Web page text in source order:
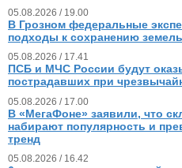
05.08.2026 / 19.00
В Грозном федеральные
подходы к сохранению земель
05.08.2026 / 17.41
ПСБ и МЧС России будут
пострадавших при
05.08.2026 / 17.00
В «МегаФоне» заявили, что
набирают популярность и
тренд
05.08.2026 / 16.42